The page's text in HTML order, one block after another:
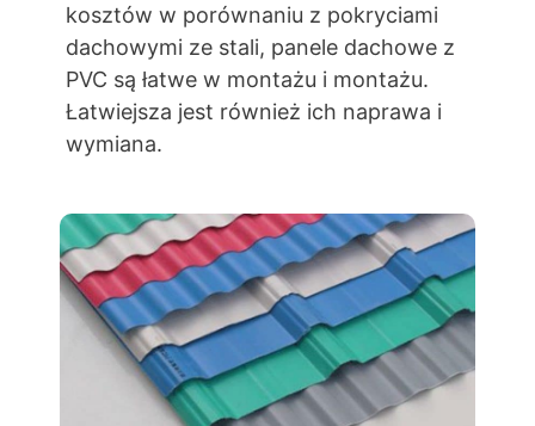
kosztów w porównaniu z pokryciami
dachowymi ze stali, panele dachowe z
PVC są łatwe w montażu i montażu.
Łatwiejsza jest również ich naprawa i
wymiana.